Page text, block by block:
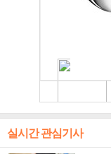
실시간 관심기사